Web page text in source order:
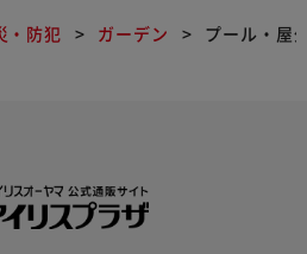
・防犯 ガーデン プール・屋